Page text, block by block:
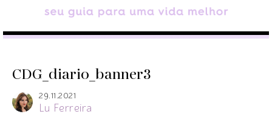
CDG_diario_banner3
29.11.2021
Lu Ferreira